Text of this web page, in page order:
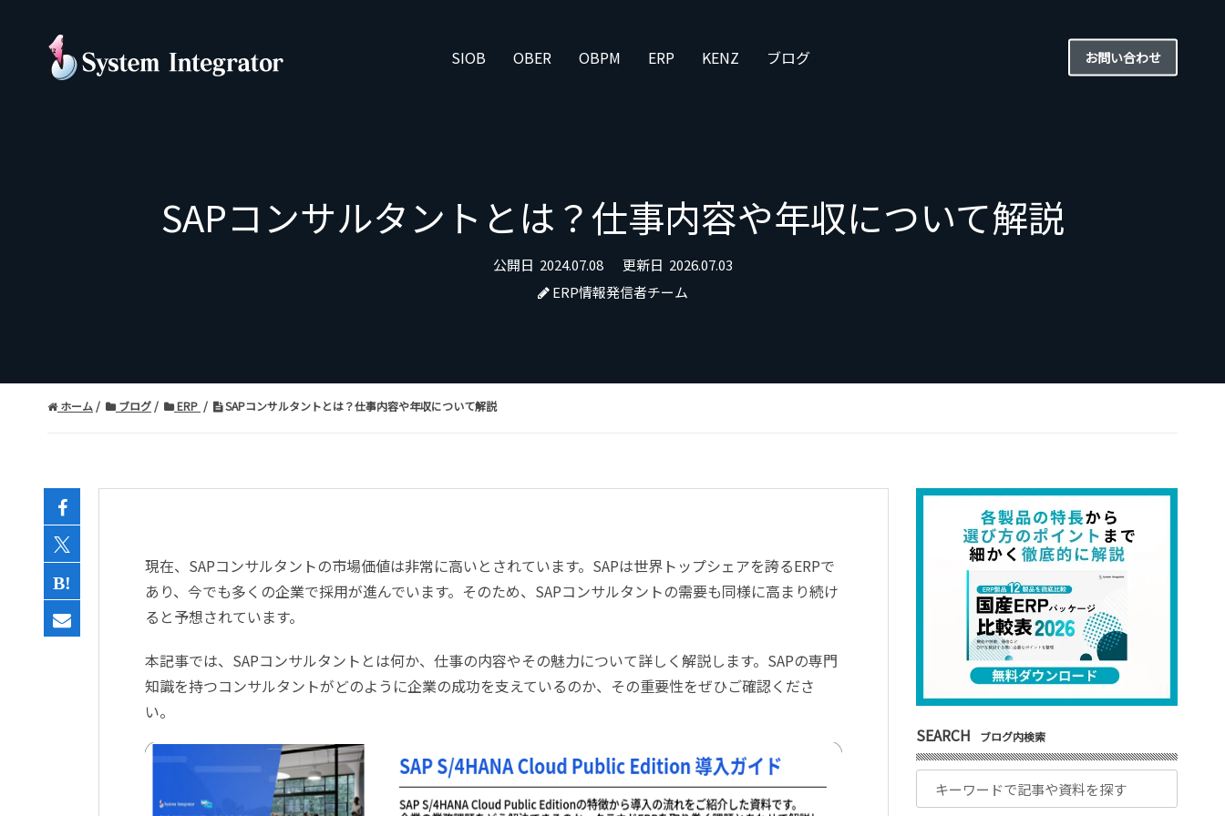
SIOB OBER OBPM ERP KENZ ブログ お問い合わせ
SAPコンサルタントとは？仕事内容や年収について解説
公開日 2024.07.08 更新日 2026.07.03
ERP情報発信者チーム
ホーム ブログ ERP SAPコンサルタントとは？仕事内容や年収について解説
現在、 SAPコンサルタントの市場価値は非常に高いとされています。 SAPは世界トップシェアを誇るERPで
あり、今でも多くの企業で採用が進んでいます。そのため、 SAPコンサルタントの需要も同様に高まり続け
ると予想されています。
本記事では、 SAPコンサルタントとは何か、仕事の内容やその魅力について詳しく解説します。 SAPの専門
知識を持つコンサルタントがどのように企業の成功を支えているのか、その重要性をぜひご確認くださ
い。
SEARCH
ブログ内検索